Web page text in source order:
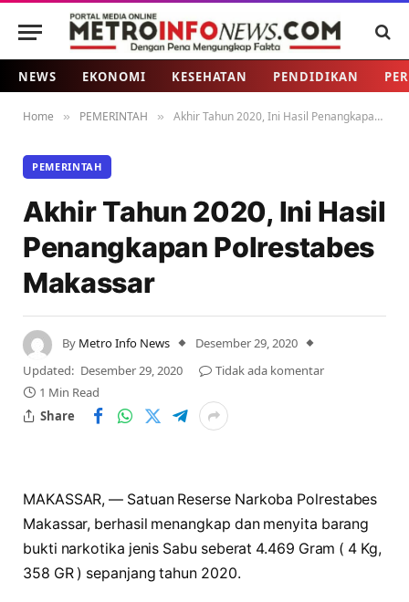
NEWS EKONOMI KESEHATAN PENDIDIKAN
Home » PEMERINTAH » Akhir Tahun 2020, Ini Hasil Penangkapan Polrestabes Makassar
PEMERINTAH
Akhir Tahun 2020, Ini Hasil
Penangkapan Polrestabes
Makassar
By Metro Info News
Desember 29, 2020
Updated: Desember 29, 2020
Tidak ada komentar
1 Min Read
Share
MAKASSAR, — Satuan Reserse Narkoba Polrestabes
Makassar, berhasil menangkap dan menyita barang
bukti narkotika jenis Sabu seberat 4.469 Gram ( 4 Kg,
358 GR ) sepanjang tahun 2020.